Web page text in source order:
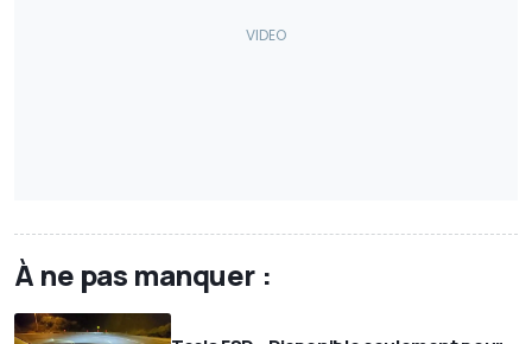
À ne pas manquer :